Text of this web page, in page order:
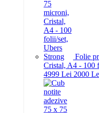
Folie
Cristal, A4 - 100
4999 Lei 2000